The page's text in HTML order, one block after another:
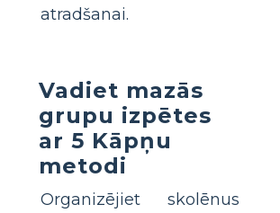
atradšanai.
Vadiet mazās
grupu izpētes
ar 5 Kāpņu
metodi
Organizējiet skolēnus